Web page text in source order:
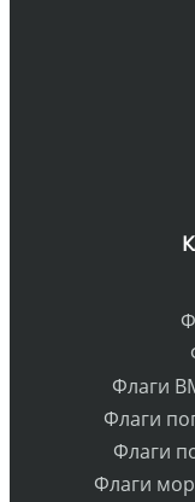
Флаги
Флаги
Флаги
Флаги